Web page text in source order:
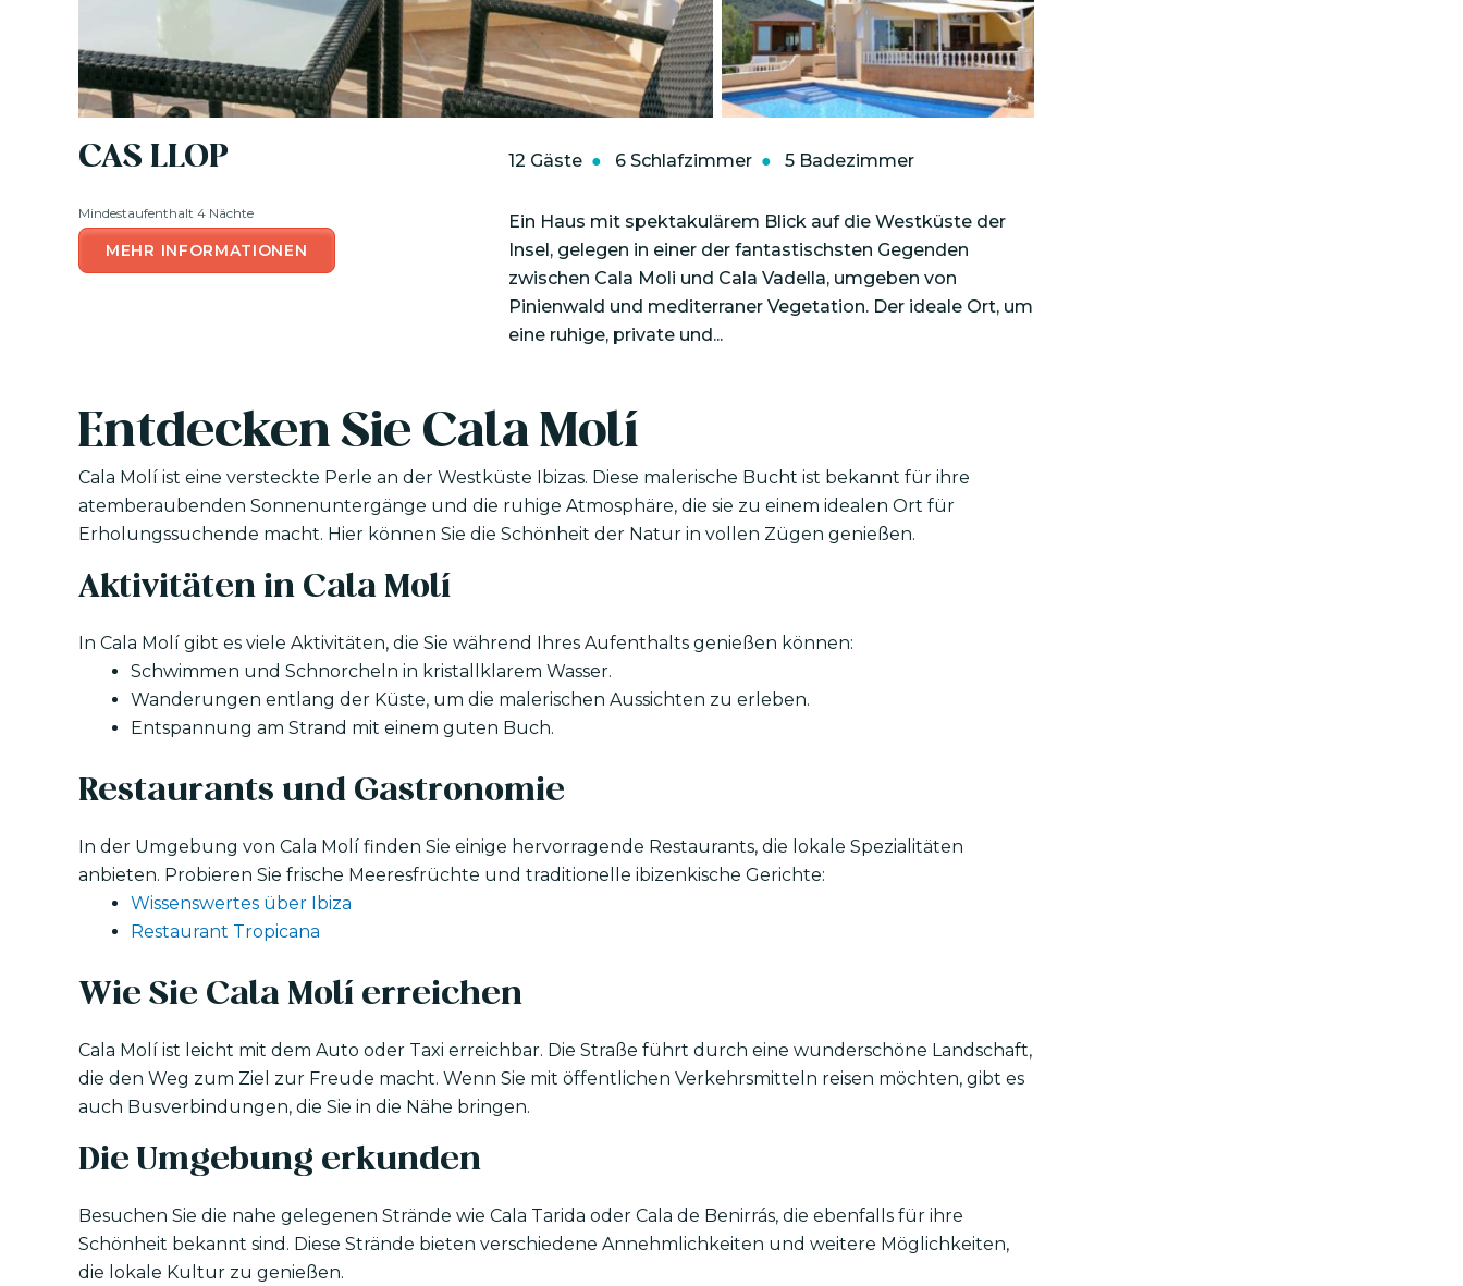
CAS LLOP
Mindestaufenthalt 4 Nächte
MEHR INFORMATIONEN
12 Gäste 6 Schlafzimmer 5 Badezimmer
Ein Haus mit spektakulärem Blick auf die Westküste der
Insel, gelegen in einer der fantastischsten Gegenden
zwischen Cala Moli und Cala Vadella, umgeben von
Pinienwald und mediterraner Vegetation. Der ideale Ort, um
eine ruhige, private und...
Entdecken Sie Cala Molí
Cala Molí ist eine versteckte Perle an der Westküste Ibizas. Diese malerische Bucht ist bekannt für ihre
atemberaubenden Sonnenuntergänge und die ruhige Atmosphäre, die sie zu einem idealen Ort für
Erholungssuchende macht. Hier können Sie die Schönheit der Natur in vollen Zügen genießen.
Aktivitäten in Cala Molí
In Cala Molí gibt es viele Aktivitäten, die Sie während Ihres Aufenthalts genießen können:
Schwimmen und Schnorcheln in kristallklarem Wasser.
Wanderungen entlang der Küste, um die malerischen Aussichten zu erleben.
Entspannung am Strand mit einem guten Buch.
Restaurants und Gastronomie
In der Umgebung von Cala Molí finden Sie einige hervorragende Restaurants, die lokale Spezialitäten
anbieten. Probieren Sie frische Meeresfrüchte und traditionelle ibizenkische Gerichte:
Wissenswertes über Ibiza
Restaurant Tropicana
Wie Sie Cala Molí erreichen
Cala Molí ist leicht mit dem Auto oder Taxi erreichbar. Die Straße führt durch eine wunderschöne Landschaft,
die den Weg zum Ziel zur Freude macht. Wenn Sie mit öffentlichen Verkehrsmitteln reisen möchten, gibt es
auch Busverbindungen, die Sie in die Nähe bringen.
Die Umgebung erkunden
Besuchen Sie die nahe gelegenen Strände wie Cala Tarida oder Cala de Benirrás, die ebenfalls für ihre
Schönheit bekannt sind. Diese Strände bieten verschiedene Annehmlichkeiten und weitere Möglichkeiten,
die lokale Kultur zu genießen.